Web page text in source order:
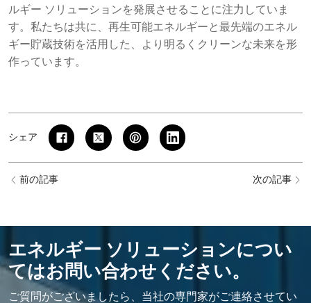
ルギー ソリューションを発展させることに注力していま
す。私たちは共に、再生可能エネルギーと最先端のエネル
ギー貯蔵技術を活用した、より明るくクリーンな未来を形
作っています。
シェア
前の記事 次の記事
エネルギー ソリューションについ
てはお問い合わせください。
ご質問がございましたら、当社の専門家がご連絡させてい